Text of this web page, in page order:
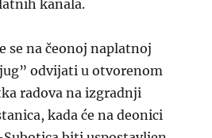
kanala.
se na čeonoj naplatnoj
odvijati u otvorenom
radova na izgradnji
kada će na deonici